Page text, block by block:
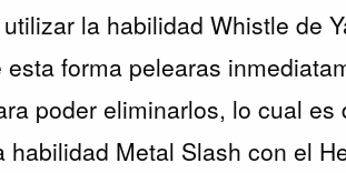
la habilidad Whistle de
forma pelearas
poder eliminarlos, lo cual
habilidad Metal Slash con el